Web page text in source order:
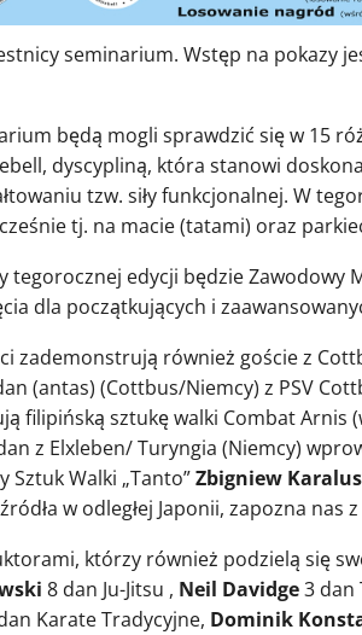
seminarium. Wstęp na pokazy
będą mogli sprawdzić się w 15
dyscypliną, która stanowi
tzw. siły funkcjonalnej. W
tj. na macie (tatami) oraz
tegorocznej edycji będzie Zawodowy
dla początkujących i
zademonstrują również goście z
(antas) (Cottbus/Niemcy) z PSV
filipińską sztukę walki Combat Arnis
z Elxleben/ Turyngia (Niemcy)
Sztuk Walki „Tanto”Zbigniew Karalus
w odległej Japonii, zapozna nas
którzy również podzielą się
8 dan Ju-Jitsu , Neil Davidge3 dan
Karate Tradycyjne, Dominik